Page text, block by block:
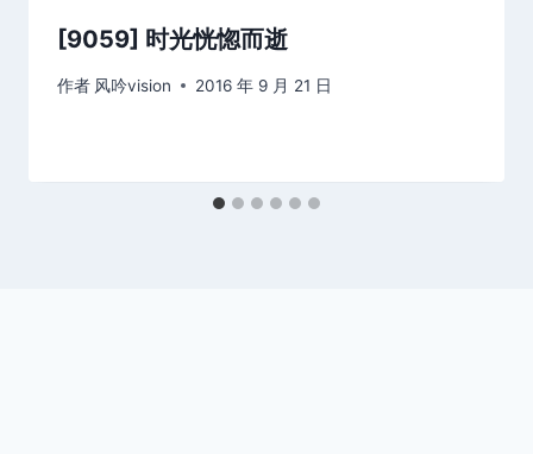
[9059] 时光恍惚而逝
作者 风吟vision 2016 年 9 月 21 日